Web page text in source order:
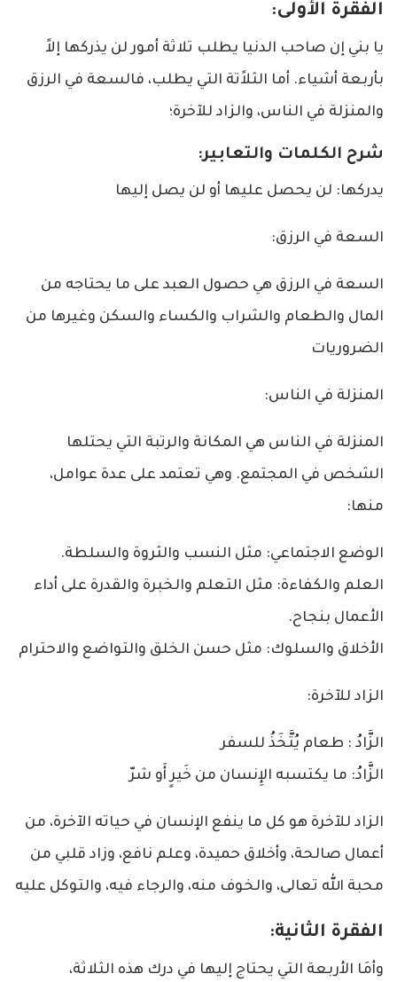
الفقرة الأولى:
يا بني إن صاحب الدنيا يطلب تلاثة أمور لن يذركها إ لا
بأربعة أشياء. أما الثلاًتة التي يطلب، فالسعة في الرزق
والمنزلة في الناس، والزاد للآخرة؛
شرح الكلمات والتعابير:
يدركها: لن يحصل عليها أو لن يصل إليها
السعة في الرزق:
السعة في الرزق هي حصول العبد على ما يحتاجه من
المال والطعام والشراب والكساء والسكن وغيرها من
الضروريات
المنزلة في الناس:
المنزلة في الناس هي المكانة والرتبة التي يحتلها
الشخص في المجتمع. وهي تعتمد على عدة عوامل،
منها:
الوضع الاجتماعي: مثل النسب والثروة والسلطة.
العلم والكفاءة: مثل التعلم والخبرة والقدرة على أداء
الأعمال بنجاح.
الأخلاق والسلوك: مثل حسن الخلق والتواضع والاحترام
الزاد للآخرة:
الزَّادُ : طعام يُتَّخَذُ للسفر
الزَّادُ: ما يكتسبه الإِنسان من خَيرٍ أَو شرّ
الزاد للآخرة هو كل ما ينفع الإنسان في حياته الآخرة، من
أعمال صالحة، وأخلاق حميدة، وعلم نافع، وزاد قلبي من
محبة الله تعالى، والخوف منه، والرجاء فيه، والتوكل عليه
الفقرة الثانية:
وأمَا الأربعة التي يحتاج إليها في درك هذه الثلاثة،